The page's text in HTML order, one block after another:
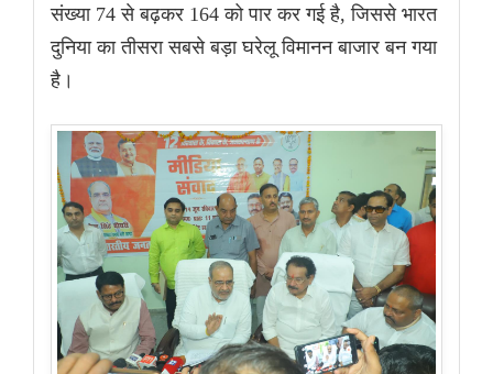
संख्या 74 से बढ़कर 164 को पार कर गई है, जिससे भारत
दुनिया का तीसरा सबसे बड़ा घरेलू विमानन बाजार बन गया
है।